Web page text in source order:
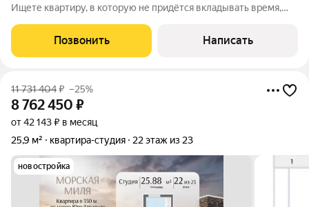
Ищете квартиру, в которую не придётся вкладывать время,
комфортной жизни или выгодной инвестиции. Почему стоит
обратить внимание: 1. Хороший ремонт
Позвонить Написать
11 731 404₽ –25%
8 762 450 ₽
от 42 143 ₽ в месяц
25,9 м²
квартира-студия 22 этаж из 23
новостройка